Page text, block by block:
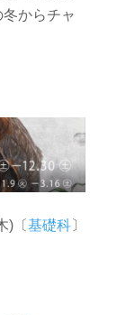
からチャ
)〔基礎科〕